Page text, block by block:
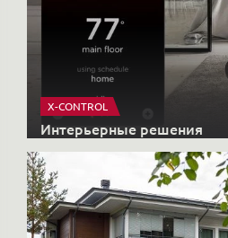
X-CONTROL
Интерьерные решения